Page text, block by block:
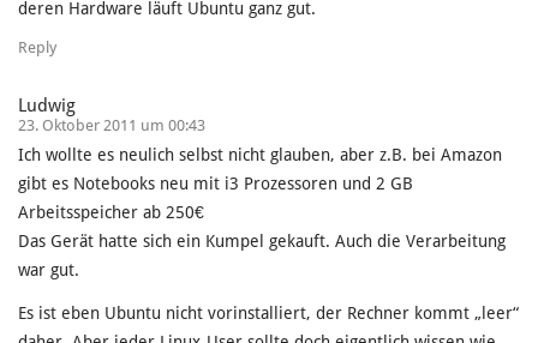
deren Hardware läuft Ubuntu ganz gut.
Reply
Ludwig
23. Oktober 2011 um 00:43
Ich wollte es neulich selbst nicht glauben, aber z.B. bei Amazon
gibt es Notebooks neu mit i3 Prozessoren und 2 GB
Arbeitsspeicher ab 250€
Das Gerät hatte sich ein Kumpel gekauft. Auch die Verarbeitung
war gut.
Es ist eben Ubuntu nicht vorinstalliert, der Rechner kommt „leer“